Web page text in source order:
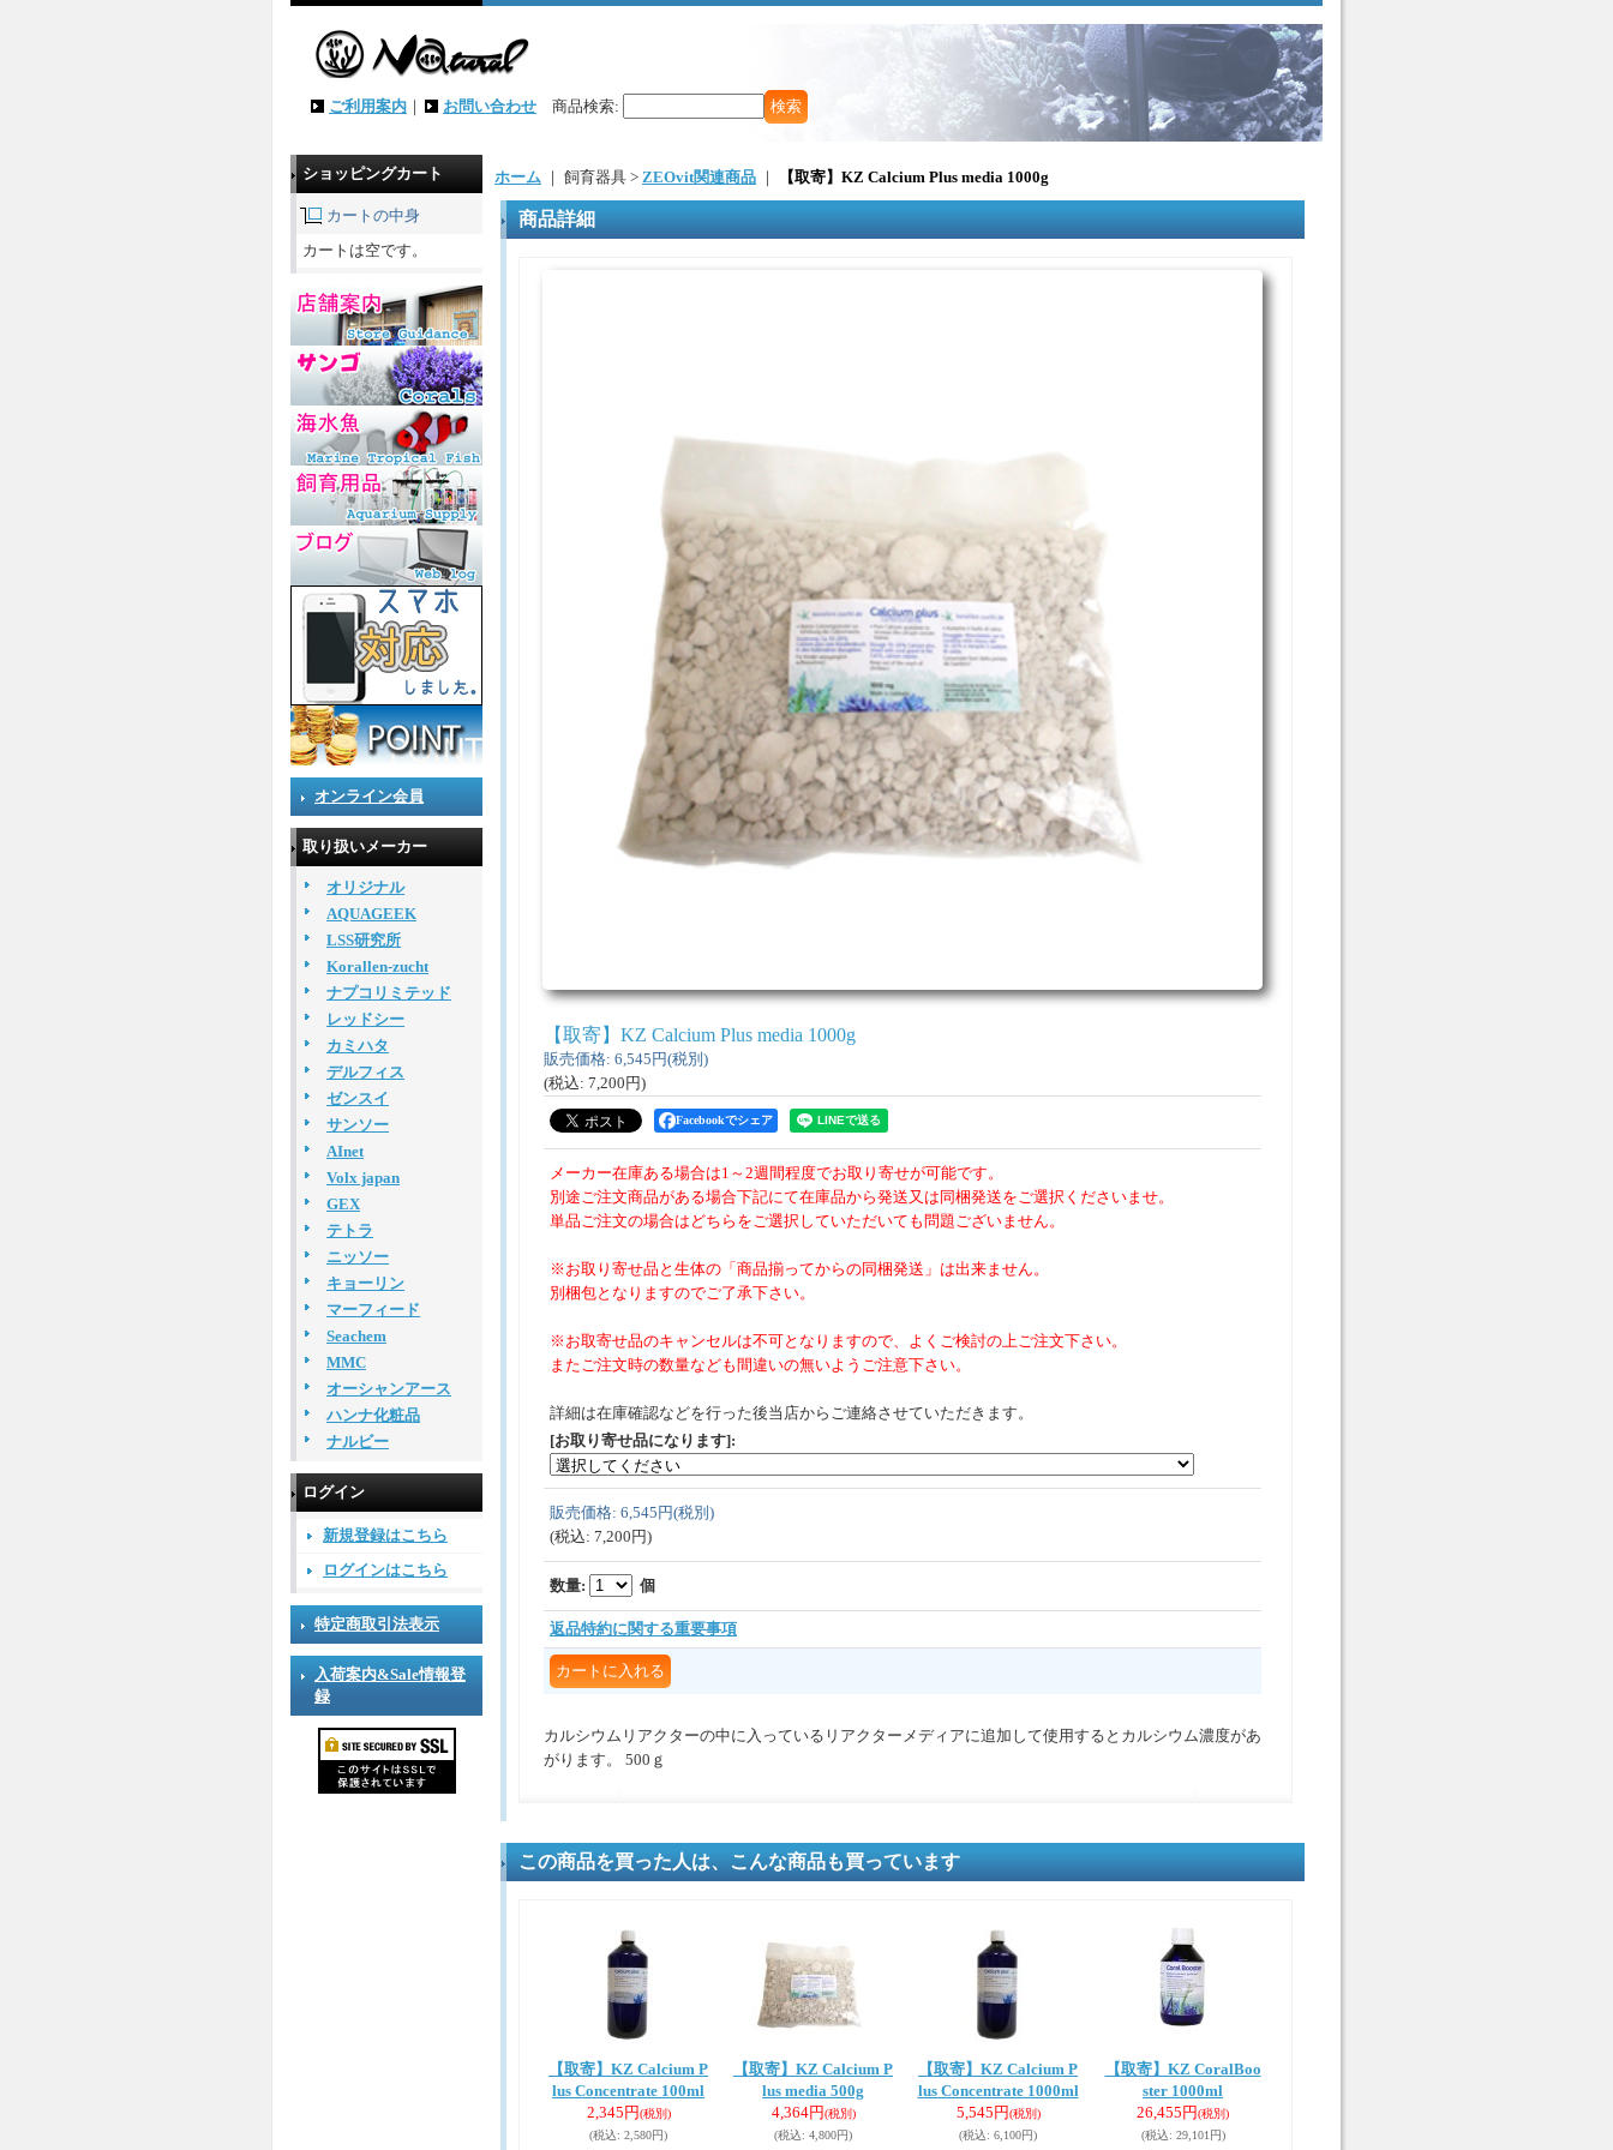
ご利用案内 ｜ お問い合わせ 商品検索:
ショッピングカート
カートの中身
カートは空です。
オンライン会員
取り扱いメーカー
オリジナル
AQUAGEEK
LSS研究所
Korallen-zucht
ナプコリミテッド
レッドシー
カミハタ
デルフィス
ゼンスイ
サンソー
AInet
Volx japan
GEX
テトラ
ニッソー
キョーリン
マーフィード
Seachem
MMC
オーシャンアース
ハンナ化粧品
ナルビー
ログイン
新規登録はこちら
ログインはこちら
特定商取引法表示
入荷案内&Sale情報登
録
ホーム ｜ 飼育器具 > ZEOvit関連商品 ｜ 【取寄】KZ Calcium Plus media 1000g
商品詳細
【取寄】KZ Calcium Plus media 1000g
販売価格: 6,545円(税別)
(税込: 7,200円)
Facebookでシェア
メーカー在庫ある場合は1～2週間程度でお取り寄せが可能です。
別途ご注文商品がある場合下記にて在庫品から発送又は同梱発送をご選択くださいませ。
単品ご注文の場合はどちらをご選択していただいても問題ございません。
※お取り寄せ品と生体の「商品揃ってからの同梱発送」は出来ません。
別梱包となりますのでご了承下さい。
※お取寄せ品のキャンセルは不可となりますので、よくご検討の上ご注文下さい。
またご注文時の数量なども間違いの無いようご注意下さい。
詳細は在庫確認などを行った後当店からご連絡させていただきます。
[お取り寄せ品になります]:
販売価格: 6,545円(税別)
(税込: 7,200円)
数量: 個
返品特約に関する重要事項
カルシウムリアクターの中に入っているリアクターメディアに追加して使用するとカルシウム濃度があ
がります。 500ｇ
この商品を買った人は、こんな商品も買っています
【取寄】KZ Calcium P
lus Concentrate 100ml
2,345円(税別)
(税込: 2,580円)
【取寄】KZ Calcium P
lus media 500g
4,364円(税別)
(税込: 4,800円)
【取寄】KZ Calcium P
lus Concentrate 1000ml
5,545円(税別)
(税込: 6,100円)
【取寄】KZ CoralBoo
ster 1000ml
26,455円(税別)
(税込: 29,101円)